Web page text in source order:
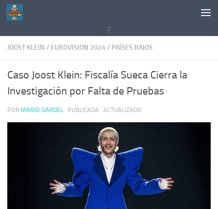
Saltar al contenido
E
JOOST KLEIN / EUROVISION 2024/ PAÍSES BAJOS
Caso Joost Klein: Fiscalía Sueca Cierra la
Investigación por Falta de Pruebas
POR MARIO GARDEL · PUBLICADA · ACTUALIZADO